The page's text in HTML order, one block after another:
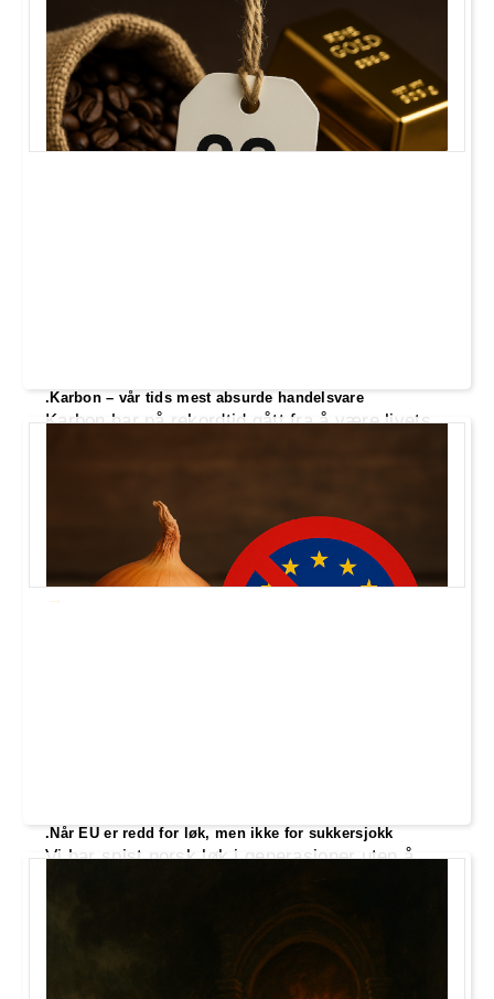
.Karbon – vår tids mest absurde handelsvare
Karbon har på rekordtid gått fra å være livets
som om naturens egne molekyler plutselig
tilhører børsen. Mens politikere jager
«utslepp» på papiret, forsvinner realøkonomien
– og fornuften – ut bakdøra.
.Når EU er redd for løk, men ikke for sukkersjokk
Vi har spist norsk løk i generasjoner uten å
multinasjonale konsern passere nesten uten
motstand. Det er noe som skurrer.